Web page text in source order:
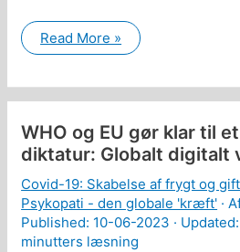
Har
motorcykel-
rockere
ca.
(psykopatiske)
mentalitet?
Read More »
WHO og EU gør klar til
diktatur: Globalt digitalt
Covid-19: Skabelse af frygt og
Psykopati - den globale 'kræft' ·
Published: 10-06-2023 ·
minutters læsning